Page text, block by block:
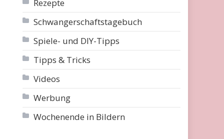
Rezepte
Schwangerschaftstagebuch
Spiele- und DIY-Tipps
Tipps & Tricks
Videos
Werbung
Wochenende in Bildern